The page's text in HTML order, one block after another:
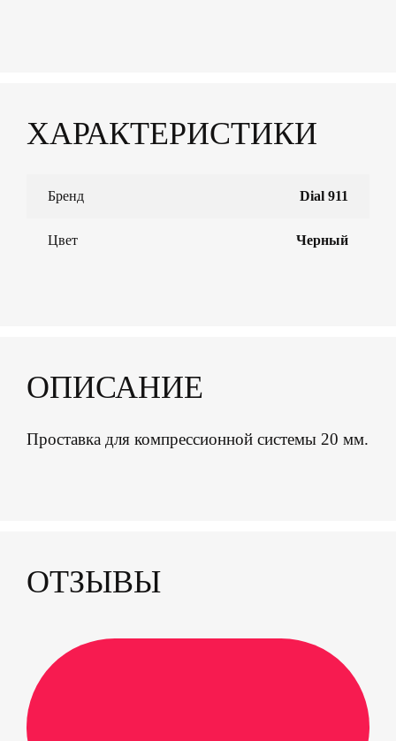
ХАРАКТЕРИСТИКИ
Бренд Dial 911
Цвет Черный
ОПИСАНИЕ
Проставка для компрессионной системы 20 мм.
ОТЗЫВЫ